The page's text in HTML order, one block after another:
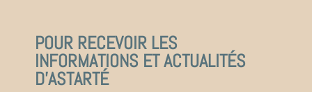
POUR RECEVOIR LES
INFORMATIONS ET ACTUALITÉS
D’ASTARTÉ